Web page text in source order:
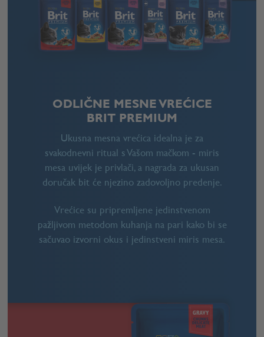
ODLIČNE MESNE VREĆICE
BRIT PREMIUM
Ukusna mesna vrećica idealna je za
svakodnevni ritual s Vašom mačkom - miris
mesa uvijek je privlači, a nagrada za ukusan
doručak bit će njezino zadovoljno predenje.
Vrećice su pripremljene jedinstvenom
pažljivom metodom kuhanja na pari kako bi se
sačuvao izvorni okus i jedinstveni miris mesa.